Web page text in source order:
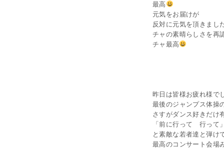
最高
元気をお届けが
反対に元気を頂きまし
チャの素晴らしさを再
チャ最高
昨日は皆様お疲れ様で
最後のジャンプス体操
さすがダンス好きだけ
「前に行って 行って
と素敵な若者達と弾け
最高のコンサート会場